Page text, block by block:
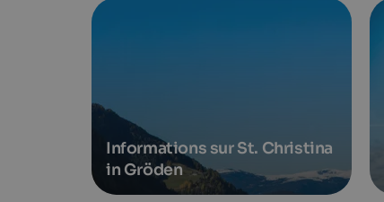
Informations sur St. Christina
in Gröden